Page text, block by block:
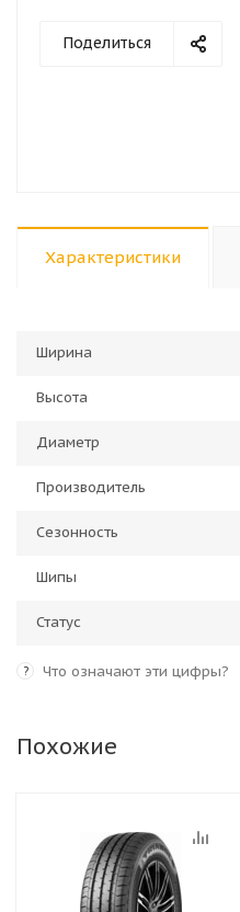
Поделиться
Характеристики
Ширина
Высота
Диаметр
Производитель
Сезонность
Шипы
Статус
? Что означают эти цифры?
Похожие